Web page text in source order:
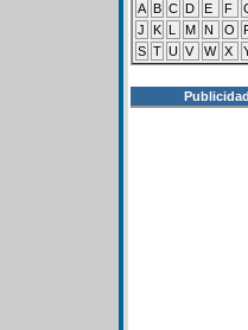
A B C D E F
J
K L M N O
S T U V W X
Publicidad